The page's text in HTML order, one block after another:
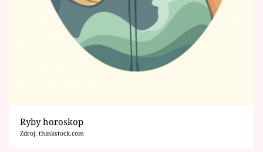
Ryby horoskop
Zdroj: thinkstock.com